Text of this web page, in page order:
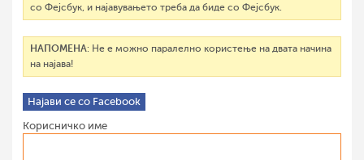
со Фејсбук, и најавувањето треба да биде со Фејсбук.
НАПОМЕНА: Не е можно паралелно користење на двата начина
на најава!
Најави се со Facebook
Корисничко име